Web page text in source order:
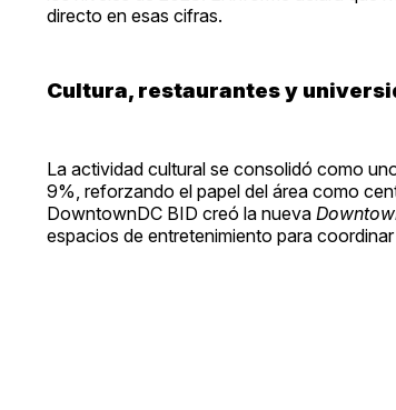
directo en esas cifras.
Cultura, restaurantes y
La actividad cultural se consolidó como
9%, reforzando el papel del área como
DowntownDC BID creó la nueva
espacios de entretenimiento para